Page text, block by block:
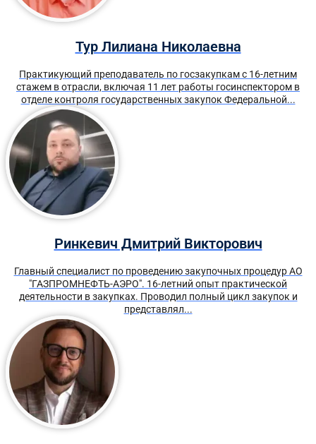
Тур Лилиана Николаевна
Практикующий преподаватель по госзакупкам с 16-летним
стажем в отрасли, включая 11 лет работы госинспектором в
отделе контроля государственных закупок Федеральной...
Ринкевич Дмитрий Викторович
Главный специалист по проведению закупочных процедур АО
"ГАЗПРОМНЕФТЬ-АЭРО". 16-летний опыт практической
деятельности в закупках. Проводил полный цикл закупок и
представлял...